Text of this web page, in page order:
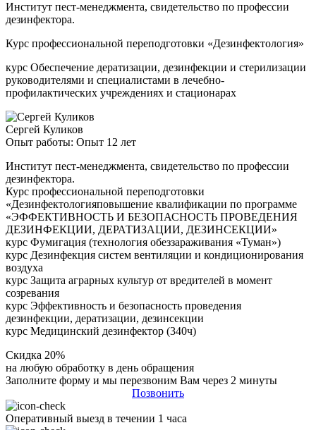
Институт пест-менеджмента, свидетельство по профессии
дезинфектора.
Курс профессиональной переподготовки «Дезинфектология»
курс Обеспечение дератизации, дезинфекции и стерилизации
руководителями и специалистами в лечебно-
профилактических учреждениях и стационарах
Сергей Куликов
Опыт работы: Опыт 12 лет
Институт пест-менеджмента, свидетельство по профессии
дезинфектора.
Курс профессиональной переподготовки
«Дезинфектологияповышение квалификации по программе
«ЭФФЕКТИВНОСТЬ И БЕЗОПАСНОСТЬ ПРОВЕДЕНИЯ
ДЕЗИНФЕКЦИИ, ДЕРАТИЗАЦИИ, ДЕЗИНСЕКЦИИ»
курс Фумигация (технология обеззараживания «Туман»)
курс Дезинфекция систем вентиляции и кондиционирования
воздуха
курс Защита аграрных культур от вредителей в момент
созревания
курс Эффективность и безопасность проведения
дезинфекции, дератизации, дезинсекции
курс Медицинский дезинфектор (340ч)
Скидка 20%
на любую обработку в день обращения
Заполните форму и мы перезвоним Вам через 2 минуты
Позвонить
Оперативный выезд в течении 1 часа